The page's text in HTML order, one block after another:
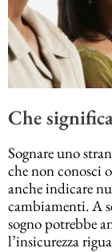
Che
Sognare uno
che non conosci
anche indicare
cambiamenti. A
sogno potrebbe
l’insicurezza